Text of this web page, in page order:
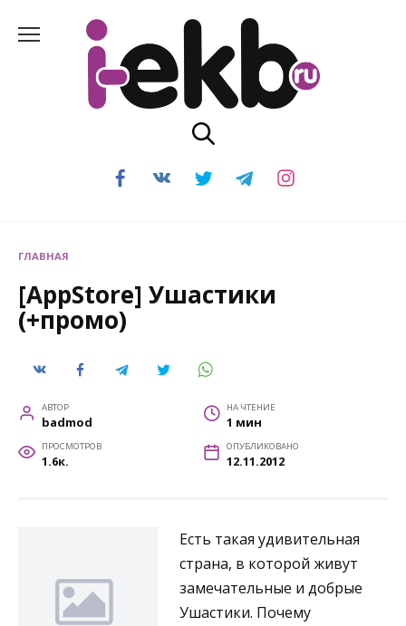
содержанию
ГЛАВНАЯ
[AppStore] Ушастики
(+промо)
АВТОР
badmod
НА ЧТЕНИЕ
1 мин
ПРОСМОТРОВ
1.6к.
ОПУБЛИКОВАНО
12.11.2012
Есть такая удивительная
страна, в которой живут
замечательные и добрые
Ушастики. Почему